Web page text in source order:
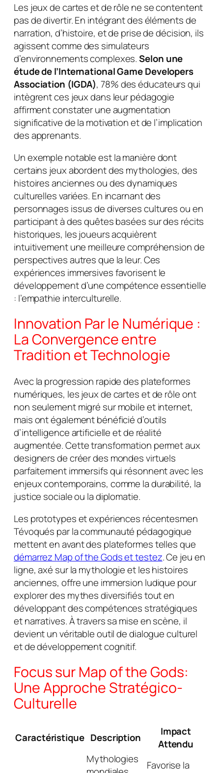
Les jeux de cartes et de rôle ne se contentent
pas de divertir. En intégrant des éléments de
narration, d’histoire, et de prise de décision, ils
agissent comme des simulateurs
d’environnements complexes.Selon une
étude de l’International Game Developers
Association (IGDA), 78% des éducateurs qui
intègrent ces jeux dans leur pédagogie
affirment constater une augmentation
significative de la motivation et de l’implication
des apprenants.
Un exemple notable est la manière dont
certains jeux abordent des mythologies, des
histoires anciennes ou des dynamiques
culturelles variées. En incarnant des
personnages issus de diverses cultures ou en
participant à des quêtes basées sur des récits
historiques, les joueurs acquièrent
intuitivement une meilleure compréhension de
perspectives autres que la leur. Ces
expériences immersives favorisent le
développement d’une compétence essentielle
: l’empathie interculturelle.
Innovation Par le Numérique :
La Convergence entre
Tradition et Technologie
Avec la progression rapide des plateformes
numériques, les jeux de cartes et de rôle ont
non seulement migré sur mobile et internet,
mais ont également bénéficié d’outils
d’intelligence artificielle et de réalité
augmentée. Cette transformation permet aux
designers de créer des mondes virtuels
parfaitement immersifs qui résonnent avec les
enjeux contemporains, comme la durabilité, la
justice sociale ou la diplomatie.
Les prototypes et expériences récentesmen
Tévoqués par la communauté pédagogique
mettent en avant des plateformes telles que
démarrez Map of the Gods et testez. Ce jeu en
ligne, axé sur la mythologie et les histoires
anciennes, offre une immersion ludique pour
explorer des mythes diversifiés tout en
développant des compétences stratégiques
et narratives. À travers sa mise en scène, il
devient un véritable outil de dialogue culturel
et de développement cognitif.
Focus sur Map of the Gods:
Une Approche Stratégico-
Culturelle
Caractéristique Description
Impact
Attendu
Mythologies
Favorise la